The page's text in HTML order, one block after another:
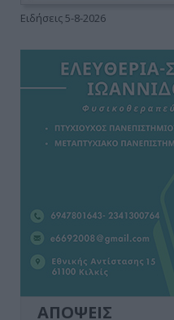
Ειδήσεις 5-8-2026
ΑΠΟΨΕΙΣ